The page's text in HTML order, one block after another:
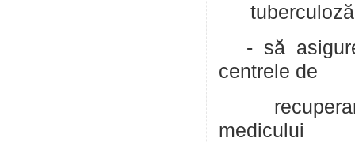
- să asigure
centrele de
recuperare
medicului